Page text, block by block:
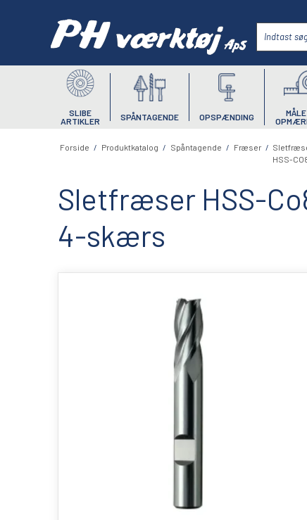
SLIBE
ARTIKLER
SPÅNTAGENDE OPSPÆNDING
MÅLE
Forside / Produktkatalog / Spåntagende / Fræser /
HSS-
Sletfræser HSS-
4-skærs